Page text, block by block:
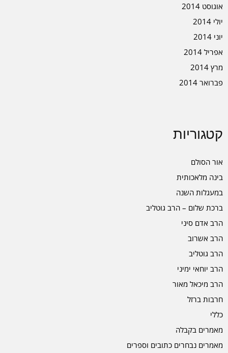
אוגוסט 2014
יולי 2014
יוני 2014
אפריל 2014
מרץ 2014
פברואר 2014
קטגוריות
אור הסולם
בינה מלאכותית
במעגלות השנה
ברכת שלום – הרב גוטליב
הרב אדם סיני
הרב אשרוב
הרב גוטליב
הרב יוחאי ימיני
הרב מיכאל מאור
חרבות ברזל
כללי
מאמרים בקבלה
מאמרים נבחרים כתובים וספרים